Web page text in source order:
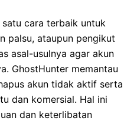
cara terbaik untuk
palsu, ataupun pengikut
asal-usulnya agar akun
GhostHunter memantau
akun tidak aktif serta
dan komersial. Hal ini
dan keterlibatan